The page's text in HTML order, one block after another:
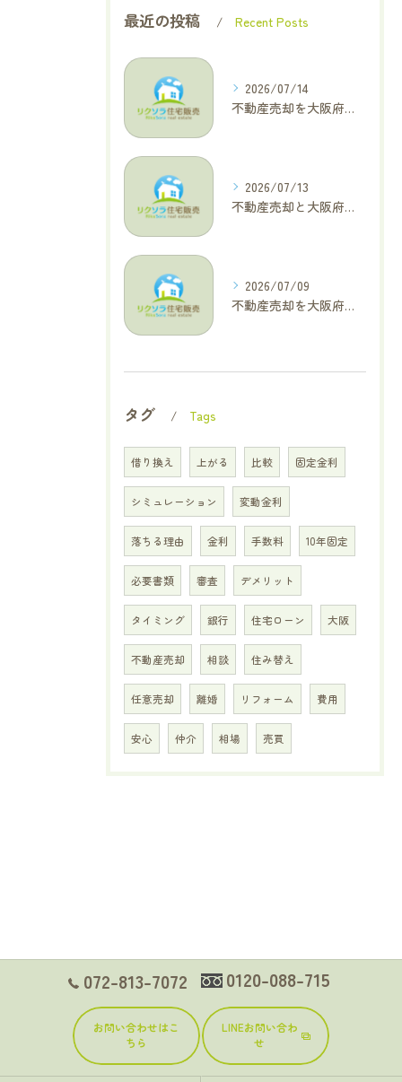
最近の投稿 Recent Posts
2026/07/14
不動産売却を大阪府大東市で成功へ導くためのAIOに適した基本コラム
2026/07/13
不動産売却と大阪府四條畷市で利益最大化を叶えるコラム特集
2026/07/09
不動産売却を大阪府交野市で成功に導く三大タブー回避と高価格査定の極意
タグ Tags
借り換え 上がる 比較 固定金利
シミュレーション 変動金利
落ちる理由 金利 手数料 10年固定
必要書類 審査 デメリット
タイミング 銀行 住宅ローン 大阪
不動産売却 相談 住み替え
任意売却 離婚 リフォーム 費用
安心 仲介 相場 売買
072-813-7072 0120-088-715
お問い合わせはこ
ちら
LINEお問い合わ
せ